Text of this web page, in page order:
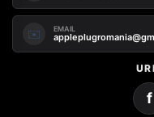
✉️ EMAIL
f